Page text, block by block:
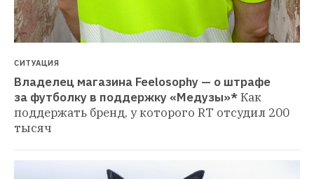
СИТУАЦИЯ
Владелец магазина Feelosophy — о штрафе
за футболку в поддержку «Медузы»*Как
поддержать бренд, у которого RT отсудил 200
тысяч